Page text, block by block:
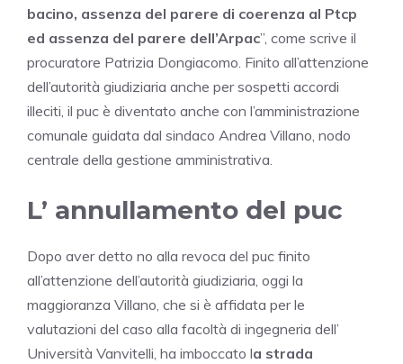
bacino, assenza del parere di coerenza al Ptcp
ed assenza del parere dell’Arpac”, come scrive il
procuratore Patrizia Dongiacomo. Finito all’attenzione
dell’autorità giudiziaria anche per sospetti accordi
illeciti, il puc è diventato anche con l’amministrazione
comunale guidata dal sindaco Andrea Villano, nodo
centrale della gestione amministrativa.
L’ annullamento del puc
Dopo aver detto no alla revoca del puc finito
all’attenzione dell’autorità giudiziaria, oggi la
maggioranza Villano, che si è affidata per le
valutazioni del caso alla facoltà di ingegneria dell’
Università Vanvitelli, ha imboccato la strada